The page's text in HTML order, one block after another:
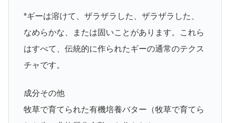
*ギーは溶けて、ザラザラした、ザラザラした、
なめらかな、または固いことがあります。これら
はすべて、伝統的に作られたギーの通常のテクス
チャです。
成分その他
牧草で育てられた有機培養バター（牧草で育てら